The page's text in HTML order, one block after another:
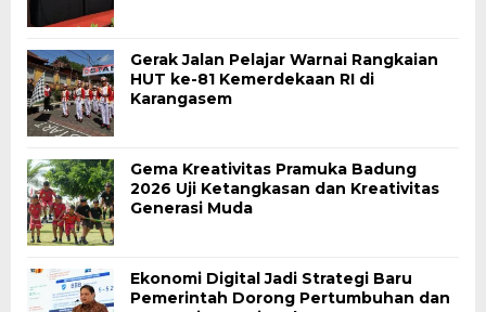
Gerak Jalan Pelajar Warnai Rangkaian
HUT ke-81 Kemerdekaan RI di
Karangasem
Gema Kreativitas Pramuka Badung
2026 Uji Ketangkasan dan Kreativitas
Generasi Muda
Ekonomi Digital Jadi Strategi Baru
Pemerintah Dorong Pertumbuhan dan